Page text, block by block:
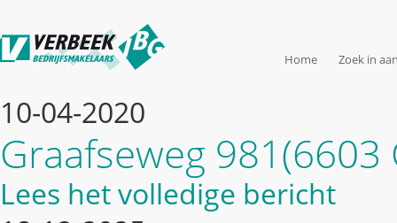
Home Zoek in
10-04-2020
Graafseweg 981(6603
Lees het volledige bericht